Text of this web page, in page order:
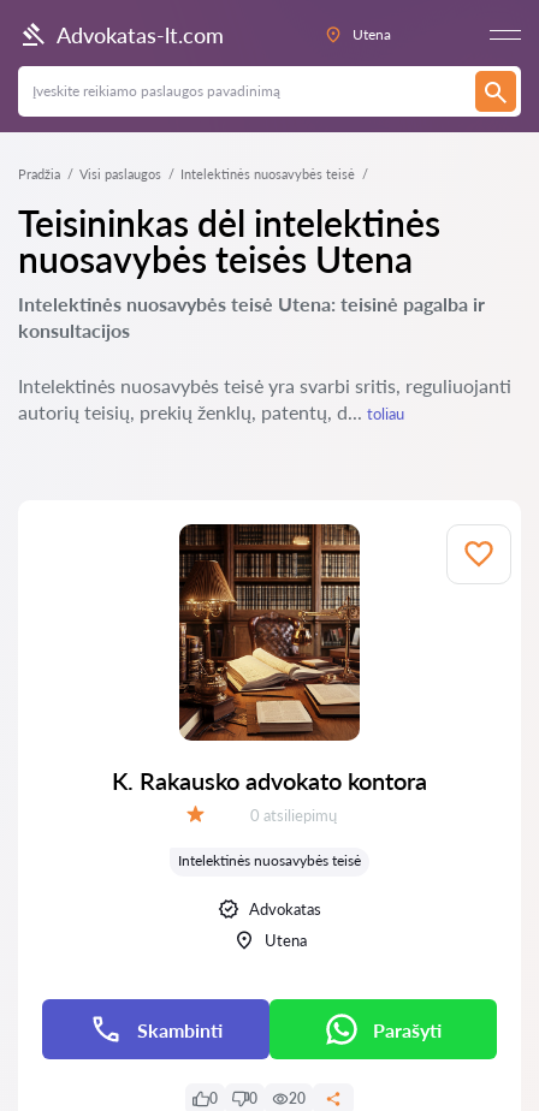
Advokatas-lt.com Utena
Pradžia Visi paslaugos Intelektinės nuosavybės teisė
Teisininkas dėl intelektinės
nuosavybės teisės Utena
Intelektinės nuosavybės teisė Utena: teisinė pagalba ir
konsultacijos
Intelektinės nuosavybės teisė yra svarbi sritis, reguliuojanti
autorių teisių, prekių ženklų, patentų, d... toliau
K. Rakausko advokato kontora
Atsiliepimų:
0 atsiliepimų
Intelektinės nuosavybės teisė
Advokatas
Utena
Skambinti Parašyti
0 0 20